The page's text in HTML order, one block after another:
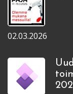
02.03.2026